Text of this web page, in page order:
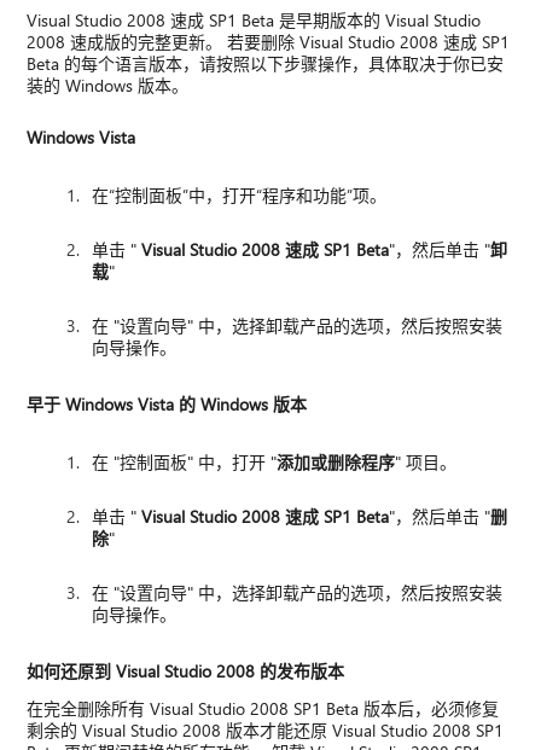
Visual Studio 2008 速成 SP1 Beta 是早期版本的 Visual Studio
2008 速成版的完整更新。 若要删除 Visual Studio 2008 速成 SP1
Beta 的每个语言版本，请按照以下步骤操作，具体取决于你已安
装的 Windows 版本。
Windows Vista
在“控制面板”中，打开“程序和功能”项。
单击 "Visual Studio 2008 速成 SP1 Beta"，然后单击 "卸
载"
在 "设置向导" 中，选择卸载产品的选项，然后按照安装
向导操作。
早于 Windows Vista 的 Windows 版本
在 "控制面板" 中，打开 "添加或删除程序" 项目。
单击 "Visual Studio 2008 速成 SP1 Beta"，然后单击 "删
除"
在 "设置向导" 中，选择卸载产品的选项，然后按照安装
向导操作。
如何还原到 Visual Studio 2008 的发布版本
在完全删除所有 Visual Studio 2008 SP1 Beta 版本后，必须修复
剩余的 Visual Studio 2008 版本才能还原 Visual Studio 2008 SP1